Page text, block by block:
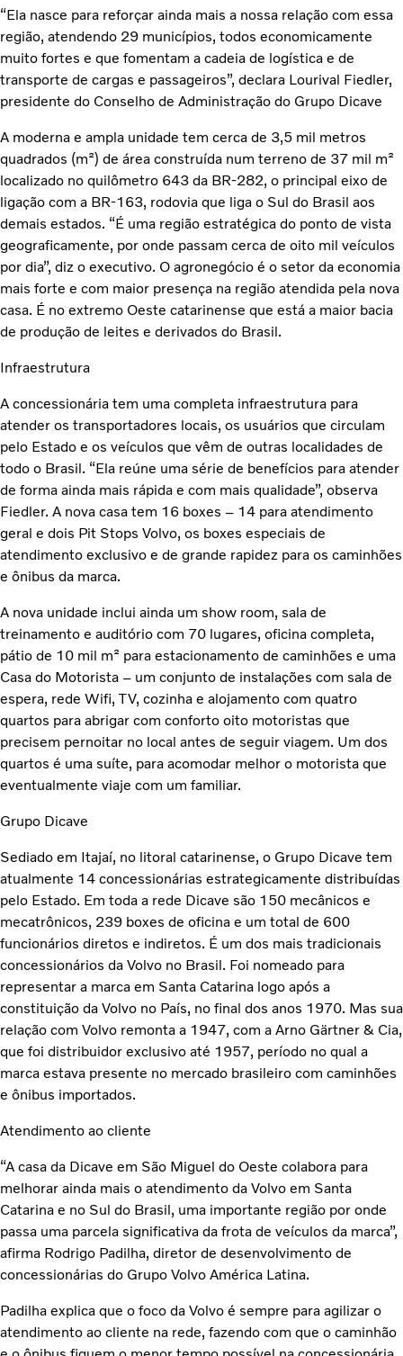
“Ela nasce para reforçar ainda mais a nossa relação com essa
região, atendendo 29 municípios, todos economicamente
muito fortes e que fomentam a cadeia de logística e de
transporte de cargas e passageiros”, declara Lourival Fiedler,
presidente do Conselho de Administração do Grupo Dicave
A moderna e ampla unidade tem cerca de 3,5 mil metros
quadrados (m²) de área construída num terreno de 37 mil m²
localizado no quilômetro 643 da BR-282, o principal eixo de
ligação com a BR-163, rodovia que liga o Sul do Brasil aos
demais estados. “É uma região estratégica do ponto de vista
geograficamente, por onde passam cerca de oito mil veículos
por dia”, diz o executivo. O agronegócio é o setor da economia
mais forte e com maior presença na região atendida pela nova
casa. É no extremo Oeste catarinense que está a maior bacia
de produção de leites e derivados do Brasil.
Infraestrutura
A concessionária tem uma completa infraestrutura para
atender os transportadores locais, os usuários que circulam
pelo Estado e os veículos que vêm de outras localidades de
todo o Brasil. “Ela reúne uma série de benefícios para atender
de forma ainda mais rápida e com mais qualidade”, observa
Fiedler. A nova casa tem 16 boxes – 14 para atendimento
geral e dois Pit Stops Volvo, os boxes especiais de
atendimento exclusivo e de grande rapidez para os caminhões
e ônibus da marca.
A nova unidade inclui ainda um show room, sala de
treinamento e auditório com 70 lugares, oficina completa,
pátio de 10 mil m² para estacionamento de caminhões e uma
Casa do Motorista – um conjunto de instalações com sala de
espera, rede Wifi, TV, cozinha e alojamento com quatro
quartos para abrigar com conforto oito motoristas que
precisem pernoitar no local antes de seguir viagem. Um dos
quartos é uma suíte, para acomodar melhor o motorista que
eventualmente viaje com um familiar.
Grupo Dicave
Sediado em Itajaí, no litoral catarinense, o Grupo Dicave tem
atualmente 14 concessionárias estrategicamente distribuídas
pelo Estado. Em toda a rede Dicave são 150 mecânicos e
mecatrônicos, 239 boxes de oficina e um total de 600
funcionários diretos e indiretos. É um dos mais tradicionais
concessionários da Volvo no Brasil. Foi nomeado para
representar a marca em Santa Catarina logo após a
constituição da Volvo no País, no final dos anos 1970. Mas sua
relação com Volvo remonta a 1947, com a Arno Gärtner & Cia,
que foi distribuidor exclusivo até 1957, período no qual a
marca estava presente no mercado brasileiro com caminhões
e ônibus importados.
Atendimento ao cliente
“A casa da Dicave em São Miguel do Oeste colabora para
melhorar ainda mais o atendimento da Volvo em Santa
Catarina e no Sul do Brasil, uma importante região por onde
passa uma parcela significativa da frota de veículos da marca”,
afirma Rodrigo Padilha, diretor de desenvolvimento de
concessionárias do Grupo Volvo América Latina.
Padilha explica que o foco da Volvo é sempre para agilizar o
atendimento ao cliente na rede, fazendo com que o caminhão